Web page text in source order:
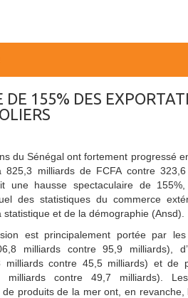
155% DES
du Sénégal ont fortement progressé
825,3 milliards de FCFA contre
une hausse spectaculaire de
des statistiques du commerce
statistique et de la démographie (Ansd).
est principalement portée par
milliards contre 95,9 milliards),
milliards contre 45,5 milliards) et de
milliards contre 49,7 milliards).
de produits de la mer ont, en revanche,